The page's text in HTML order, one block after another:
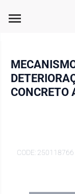
menu
CONCRETO
CODE: 250118766